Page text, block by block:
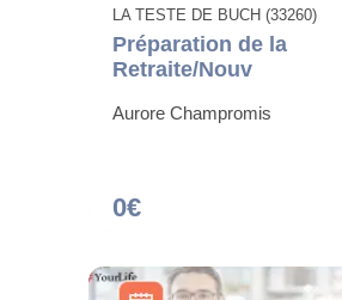
LA TESTE DE BUCH (33260)
Préparation de la
Retraite/Nouv
Aurore Champromis
0€